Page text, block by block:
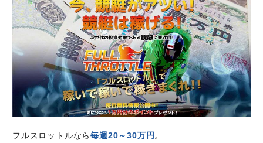
フルスロットルなら毎週20～30万円。